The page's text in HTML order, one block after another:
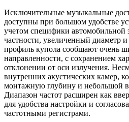
Исключительные музыкальные
доступны при большом удобстве
учетом специфики автомобильной
частности, увеличенный диаметр
профиль купола сообщают очень
направленности, с сохранением
отклонении от оси излучения.
внутренних акустических камер,
монтажную глубину и небольшой
Диапазон частот расширен как
для удобства настройки и
частотными регистрами.